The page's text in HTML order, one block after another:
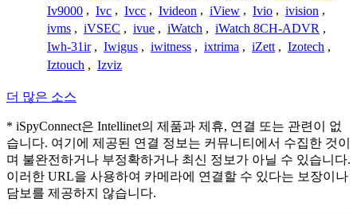
Iv9000 , Ivc , Ivcc , Ivideon , iView , Ivio , ivision ,
ivms , iVSEC , ivue , iWatch , iWatch 8CH-ADVR ,
Iwh-31ir , Iwigus , iwitness , ixtrima , iZett , Izotech ,
Iztouch , Izviz
더 많은 소스
* iSpyConnect은 Intellinet의 제품과 제휴, 연결 또는 관련이 없
습니다. 여기에 제공된 연결 정보는 커뮤니티에서 수집한 것이
며 불완전하거나 부정확하거나 최신 정보가 아닐 수 있습니다.
이러한 URL을 사용하여 카메라에 연결할 수 있다는 보장이나
담보를 제공하지 않습니다.